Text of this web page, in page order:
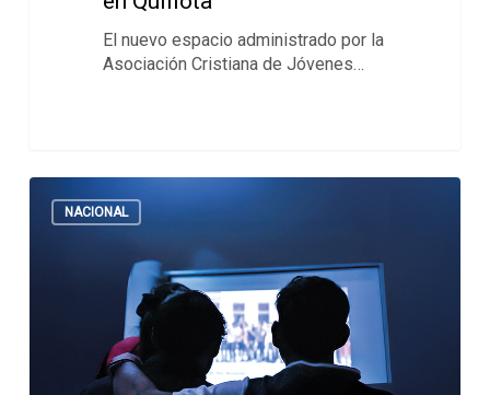
El nuevo espacio administrado por la
Asociación Cristiana de Jóvenes…
NACIONAL